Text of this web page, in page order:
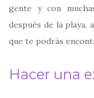
gente y con
después de la playa,
que te podrás
Hacer una